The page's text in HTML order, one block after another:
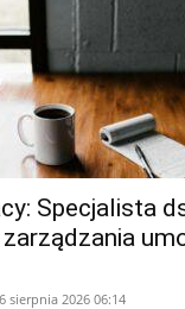
Specjalista
6 sierpnia 2026 06:14